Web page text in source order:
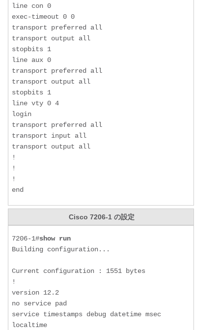
line con 0
exec-timeout 0 0
transport preferred all
transport output all
stopbits 1
line aux 0
transport preferred all
transport output all
stopbits 1
line vty 0 4
login
transport preferred all
transport input all
transport output all
!
!
!
end
Cisco 7206-1 の設定
7206-1#show run
Building configuration...
Current configuration : 1551 bytes
!
version 12.2
no service pad
service timestamps debug datetime msec
localtime